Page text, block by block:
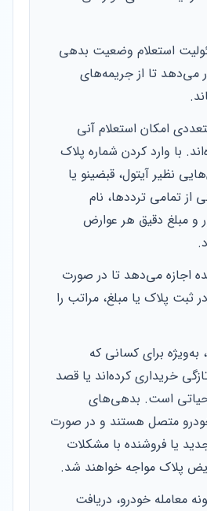
استعلام وضعیت بدهی
می‌دهد تا از جریمه‌های
امکان استعلام آنی
با وارد کردن شماره پلاک
نظیر آیتول، قبضینو یا
از تمامی ترددها، نام
و مبلغ دقیق هر عوارض
اجازه می‌دهد تا در صورت
ثبت پلاک یا مبلغ، مراتب را
به‌ویژه برای کسانی که
خریداری کرده‌اند یا قصد
حیاتی است. بدهی‌های
متصل هستند و در صورت
یا فروشنده با مشکلات
پلاک مواجه خواهند شد.
معامله خودرو، دریافت